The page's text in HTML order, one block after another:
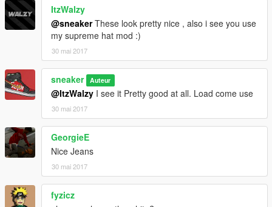
ItzWalzy
@sneakerThese look pretty nice , also i see you use
my supreme hat mod :)
30 mai 2017
sneaker Auteur
@ItzWalzy I see it Pretty good at all. Load come use
30 mai 2017
GeorgieE
Nice Jeans
30 mai 2017
fyzicz